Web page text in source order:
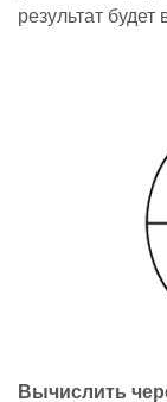
результат
Вычислить